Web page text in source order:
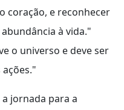
coração, e reconhecer
à vida."
o universo e deve ser
jornada para a